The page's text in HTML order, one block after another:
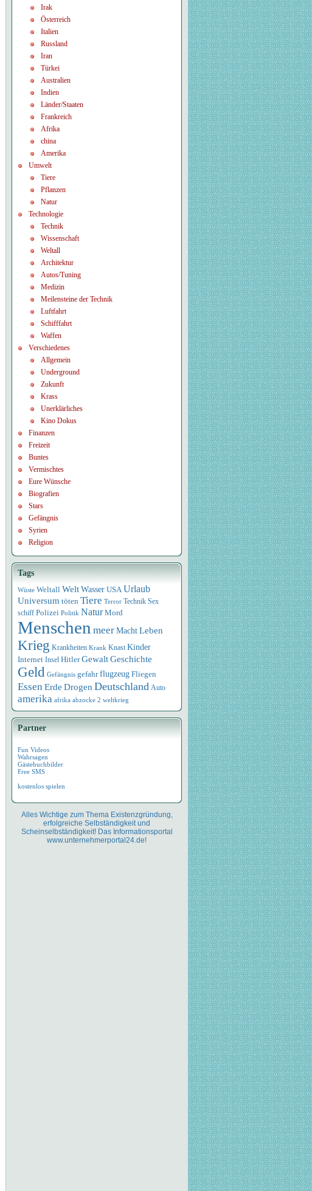
Irak
Österreich
Italien
Russland
Iran
Türkei
Australien
Indien
Länder/Staaten
Frankreich
Afrika
china
Amerika
Umwelt
Tiere
Pflanzen
Natur
Technologie
Technik
Wissenschaft
Weltall
Architektur
Autos/Tuning
Medizin
Meilensteine der Technik
Luftfahrt
Schifffahrt
Waffen
Verschiedenes
Allgemein
Underground
Zukunft
Krass
Unerklärliches
Kino Dokus
Finanzen
Freizeit
Buntes
Vermischtes
Eure Wünsche
Biografien
Stars
Gefängnis
Syrien
Religion
Tags
Wüste Weltall WeltWasser USA Urlaub
Universum töten Tiere Terror Technik Sex
schiff Polizei Politik Natur Mord
Menschen meer Macht Leben
Krieg Krankheiten Krank Knast Kinder
Internet Insel Hitler GewaltGeschichte
Geld Gefängnis gefahr flugzeug Fliegen
Essen Erde Drogen Deutschland Auto
amerika afrika abzocke 2 weltkrieg
Partner
Fun Videos
Wahrsagen
Gästebuchbilder
Free SMS
kostenlos spielen
Alles Wichtige zum Thema Existenzgründung,
erfolgreiche Selbständigkeit und
Scheinselbständigkeit! Das Informationsportal
www.unternehmerportal24.de!